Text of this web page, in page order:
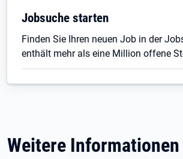
Jobsuche starten
Finden Sie Ihren neuen Job in der
enthält mehr als eine Million offene
Weitere Informationen